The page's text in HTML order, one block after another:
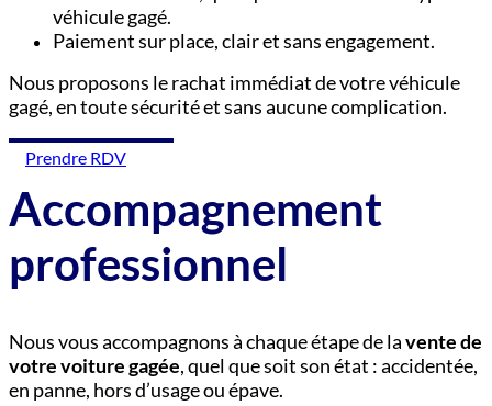
véhicule gagé.
Paiement sur place, clair et sans engagement.
Nous proposons le rachat immédiat de votre véhicule
gagé, en toute sécurité et sans aucune complication.
Prendre RDV
Accompagnement
professionnel
Nous vous accompagnons à chaque étape de lavente de
votre voiture gagée, quel que soit son état : accidentée,
en panne, hors d’usage ou épave.